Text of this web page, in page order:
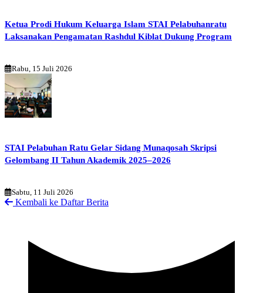
Ketua Prodi Hukum Keluarga Islam STAI Pelabuhanratu
Laksanakan Pengamatan Rashdul Kiblat Dukung Program
Rabu, 15 Juli 2026
STAI Pelabuhan Ratu Gelar Sidang Munaqosah Skripsi
Gelombang II Tahun Akademik 2025–2026
Sabtu, 11 Juli 2026
Kembali ke Daftar Berita